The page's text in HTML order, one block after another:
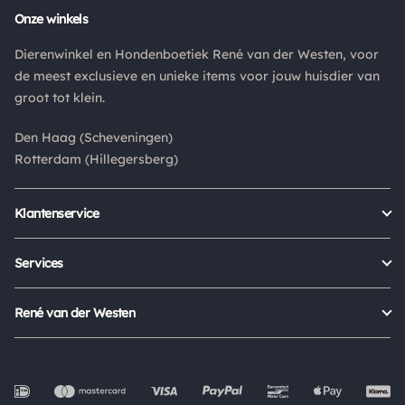
Retouren
het product altijd retourneren binnen 14 dagen. De
retourkosten bedragen € 6.75 en zijn voor eigen rekening.
Kies bij het retourneren altijd voor "alleen huisadres",
niet af.
Onze winkels
Dierenwinkel en Hondenboetiek René van der Westen, voor
de meest exclusieve en unieke items voor jouw huisdier van
groot tot klein.
Den Haag (Scheveningen)
Rotterdam (Hillegersberg)
Klantenservice
Retour aanmelden
Status bestelling
Mijn account
Services
Algemene voorwaarden
René van der Westen
Werken bij